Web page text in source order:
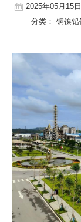
稀有稀土
科技
地矿 建设
党建工作
企业文化
《资源再生》杂
行情报价
2025年05月15
分类： 铜镍铅